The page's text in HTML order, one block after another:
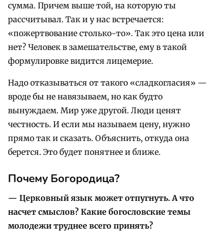
сумма. Причем выше той, на которую ты
рассчитывал. Так и у нас встречается:
«пожертвование столько-то». Так это цена или
нет? Человек в замешательстве, ему в такой
формулировке видится лицемерие.
Надо отказываться от такого «сладкогласия» —
вроде бы не навязываем, но как будто
вынуждаем. Мир уже другой. Люди ценят
честность. И если мы называем цену, нужно
прямо так и сказать. Объяснить, откуда она
берется. Это будет понятнее и ближе.
Почему Богородица?
— Церковный язык может отпугнуть. А что
насчет смыслов? Какие богословские темы
молодежи труднее всего принять?